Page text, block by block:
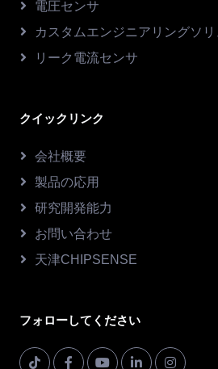
電圧センサ
カスタムエンジニアリングソ
リーク電流センサ
クイックリンク
会社概要
製品の応用
研究開発能力
お問い合わせ
天津CHIPSENSE
フォローしてください